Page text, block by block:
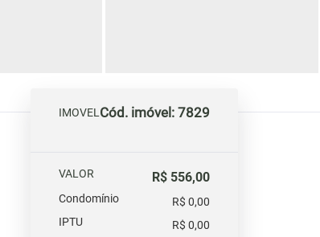
IMOVELCód. imóvel: 7829
VALOR R$ 556,00
Condomínio
R$ 0,00
IPTU
R$ 0,00